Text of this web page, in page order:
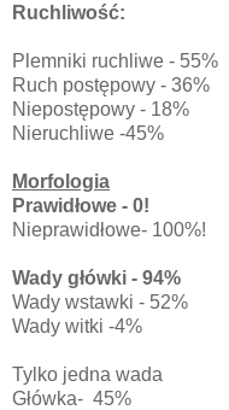
Plemniki ruchliwe - 55%
Ruch postępowy - 36%
Niepostępowy - 18%
Nieruchliwe -45%
Morfologia
Prawidłowe - 0!
Nieprawidłowe- 100%!
Wady główki - 94%
Wady wstawki - 52%
Wady witki -4%
Tylko jedna wada
Główka- 45%